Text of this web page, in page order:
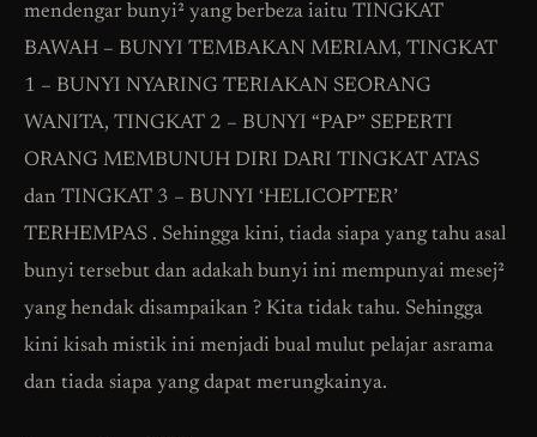
mendengar bunyi² yang berbeza iaitu TINGKAT
BAWAH – BUNYI TEMBAKAN MERIAM, TINGKAT
1 – BUNYI NYARING TERIAKAN SEORANG
WANITA, TINGKAT 2 – BUNYI “PAP” SEPERTI
ORANG MEMBUNUH DIRI DARI TINGKAT ATAS
dan TINGKAT 3 – BUNYI ‘HELICOPTER’
TERHEMPAS . Sehingga kini, tiada siapa yang tahu asal
bunyi tersebut dan adakah bunyi ini mempunyai mesej²
yang hendak disampaikan ? Kita tidak tahu. Sehingga
kini kisah mistik ini menjadi bual mulut pelajar asrama
dan tiada siapa yang dapat merungkainya.